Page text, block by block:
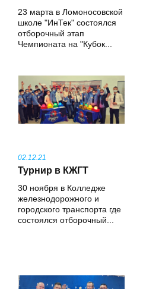
23 марта в Ломоносовской
школе "ИнТек" cостоялся
отборочный этап
Чемпионата на "Кубок...
02.12.21
Турнир в КЖГТ
30 ноября в Колледже
железнодорожного и
городского транспорта где
состоялся отборочный...